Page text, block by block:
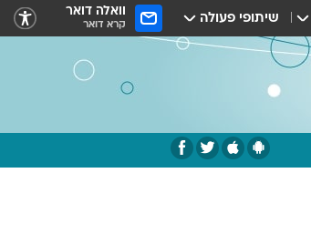
שיתופי פעולה וואלה דואר
קרא דואר